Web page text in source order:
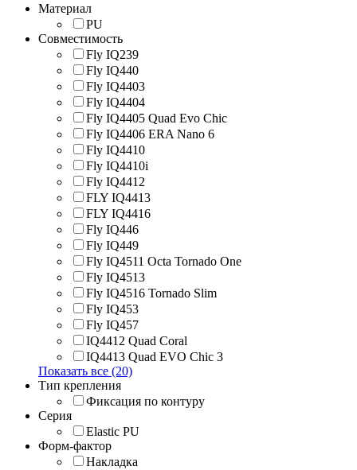
Материал
PU
Совместимость
Fly IQ239
Fly IQ440
Fly IQ4403
Fly IQ4404
Fly IQ4405 Quad Evo Chic
Fly IQ4406 ERA Nano 6
Fly IQ4410
Fly IQ4410i
Fly IQ4412
FLY IQ4413
FLY IQ4416
Fly IQ446
Fly IQ449
Fly IQ4511 Octa Tornado One
Fly IQ4513
Fly IQ4516 Tornado Slim
Fly IQ453
Fly IQ457
IQ4412 Quad Coral
IQ4413 Quad EVO Chic 3
Показать все (20)
Тип крепления
Фиксация по контуру
Серия
Elastic PU
Форм-фактор
Накладка